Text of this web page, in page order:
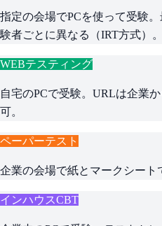
指定の会場でPCを使って受験
験者ごとに異なる（IRT方式）。
WEBテスティング
自宅のPCで受験。URLは企業
可。
ペーパーテスト
企業の会場で紙とマークシート
インハウスCBT